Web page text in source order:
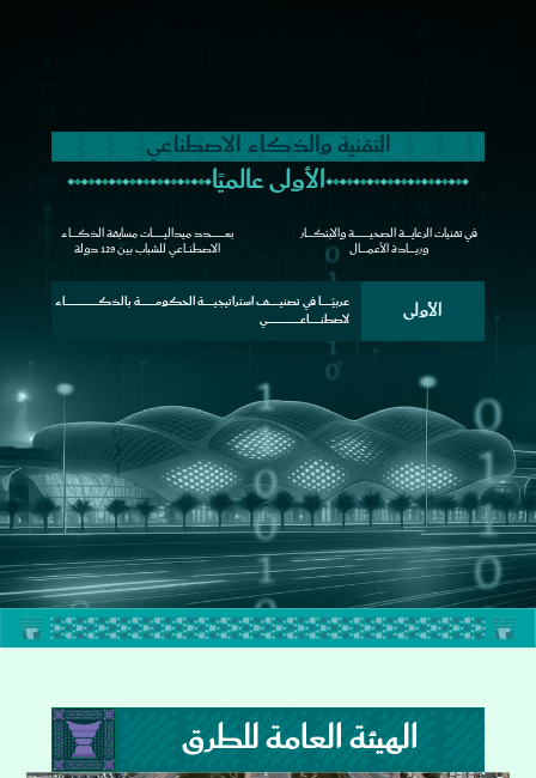
التقنية والذكاء الاصطناعي
الأولى عالميًا
في تقنيات الرعايــــــة الصحيـــــــــــــة والابتكــــــار
وريــــــادة الأعمــــــال
بعــــــــــــدد ميداليــــــــــات مسابقة الذكــــــاء
الاصطنـــاعي للشباب بين 129 دولة
الأولى
عربيًــــــــا في تصنيـــــــــف استراتيجيـــــــــة الحكومـــــــــــــة بالذكـــــــــــــــــــــــــــاء
لاصطنـــــــــاعـــــــــــــــــــــــــــي
الهيئة العامة للطرق